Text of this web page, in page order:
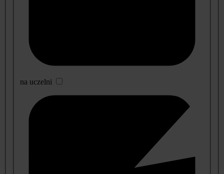
na uczelni